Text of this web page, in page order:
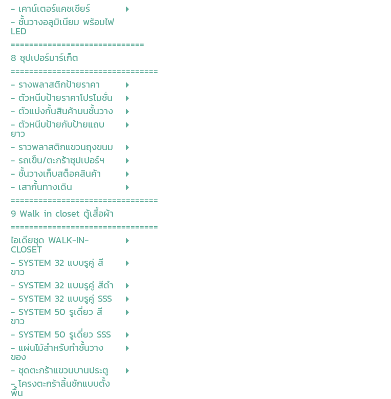
- เคาน์เตอร์แคชเชียร์
- ชั้นวางอลูมิเนียม พร้อมไฟ
LED
=============================
8 ซุปเปอร์มาร์เก็ต
================================
- รางพลาสติกป้ายราคา
- ตัวหนีบป้ายราคาโปรโมชั่น
- ตัวแบ่งกั้นสินค้าบนชั้นวาง
- ตัวหนีบป้ายกับป้ายแถบ
ยาว
- ราวพลาสติกแขวนถุงขนม
- รถเข็น/ตะกร้าซุปเปอร์ฯ
- ชั้นวางเก็บสต็อคสินค้า
- เสากั้นทางเดิน
================================
9 Walk in closet ตู้เสื้อผ้า
================================
ไอเดียชุด WALK-IN-
CLOSET
- SYSTEM 32 แบบรูคู่ สี
ขาว
- SYSTEM 32 แบบรูคู่ สีดำ
- SYSTEM 32 แบบรูคู่ SSS
- SYSTEM 50 รูเดี่ยว สี
ขาว
- SYSTEM 50 รูเดี่ยว SSS
- แผ่นไม้สำหรับทำชั้นวาง
ของ
- ชุดตะกร้าแขวนบานประตู
- โครงตะกร้าลิ้นชักแบบตั้ง
พื้น